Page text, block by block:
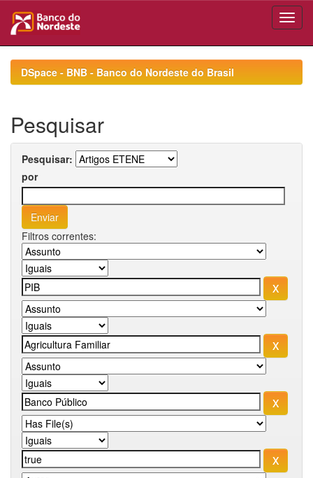
navigationDSpace - BNB - Banco do Nordeste do Brasil
Pesquisar
Pesquisar:
por
Filtros correntes: